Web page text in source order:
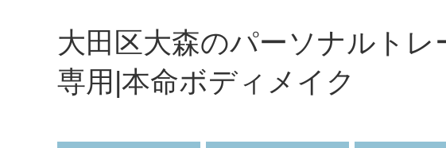
大田区大森のパーソナルト
専用|本命ボディメイク